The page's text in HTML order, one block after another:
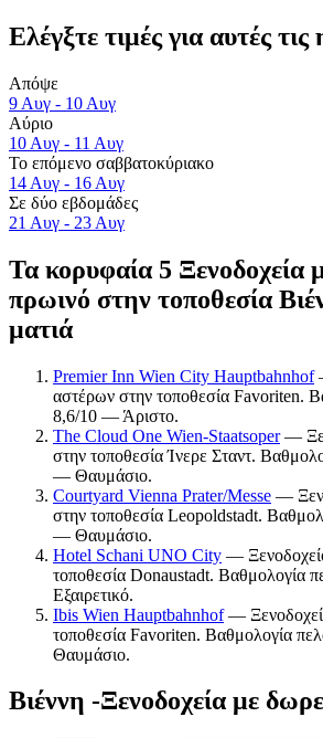
Ελέγξτε τιμές για αυτές
Απόψε
9 Αυγ - 10 Αυγ
Αύριο
10 Αυγ - 11 Αυγ
Το επόμενο σαββατοκύριακο
14 Αυγ - 16 Αυγ
Σε δύο εβδομάδες
21 Αυγ - 23 Αυγ
Τα κορυφαία 5 Ξενοδοχεία
πρωινό στην τοποθεσία
ματιά
Premier Inn Wien City Hauptbahnhof
αστέρων στην τοποθεσία Favoriten.
8,6/10 — Άριστο.
The Cloud One Wien-Staatsoper—
στην τοποθεσία Ίνερε Σταντ.
— Θαυμάσιο.
Courtyard Vienna Prater/Messe —
στην τοποθεσία Leopoldstadt.
— Θαυμάσιο.
Hotel Schani UNO City —
τοποθεσία Donaustadt. Βαθμολογία
Εξαιρετικό.
Ibis Wien Hauptbahnhof—
τοποθεσία Favoriten. Βαθμολογία
Θαυμάσιο.
Βιέννη -Ξενοδοχεία με